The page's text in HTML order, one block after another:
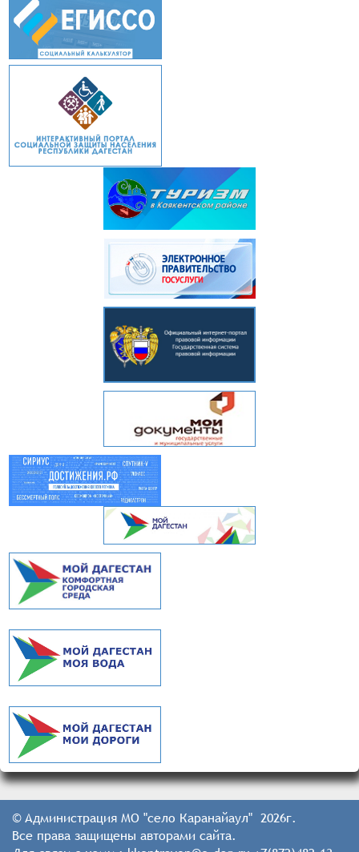
© Администрация МО "село Каранайаул" 2026г.
Все права защищены авторами сайта.